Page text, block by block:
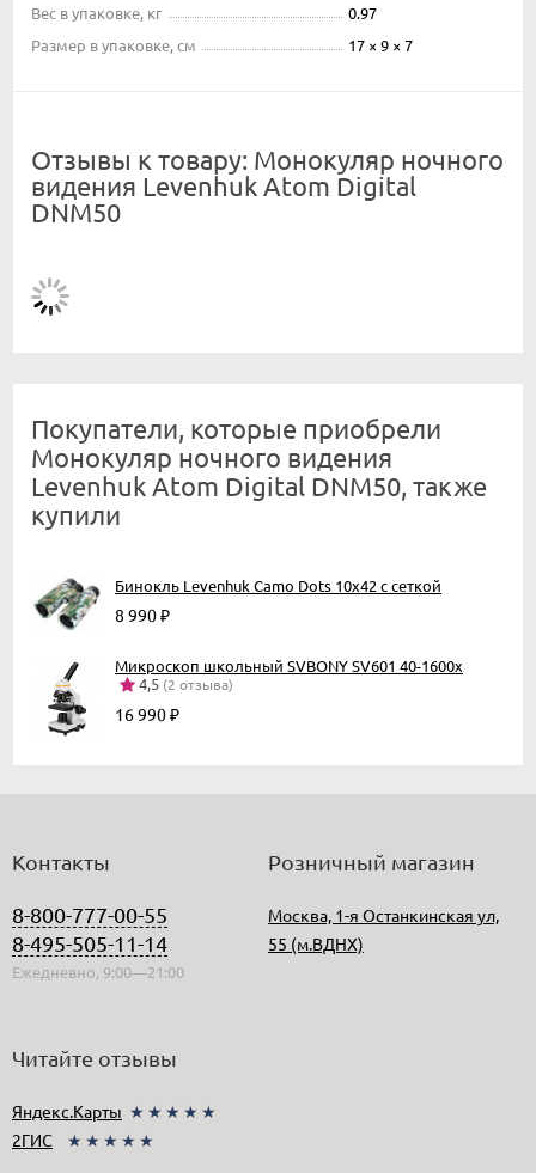
Вес в упаковке, кг
0.97
Размер в упаковке, см
17 × 9 × 7
Отзывы к товару: Монокуляр ночного
видения Levenhuk Atom Digital
DNM50
Покупатели, которые приобрели
Монокуляр ночного видения
Levenhuk Atom Digital DNM50, также
купили
Бинокль Levenhuk Camo Dots 10x42 с сеткой
8 990₽
Микроскоп школьный SVBONY SV601 40-1600x
4,5 (2 отзыва)
16 990₽
Контакты
8-800-777-00-55
8-495-505-11-14
Ежедневно, 9:00—21:00
Розничный магазин
Москва, 1-я Останкинская ул,
55 (м.ВДНХ)
Читайте отзывы
Яндекс.Карты ★★★★★
2ГИС
★★★★★